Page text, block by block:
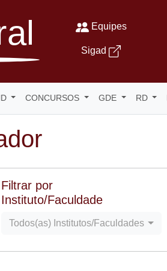
Equipes
Sigad
CONCURSOS GDE RD
Filtrar por
Instituto/Faculdade
Todos(as) Institutos/Faculdades